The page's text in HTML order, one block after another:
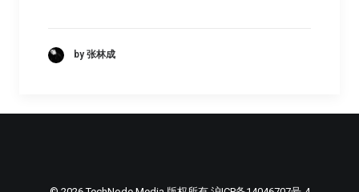
by 张林成